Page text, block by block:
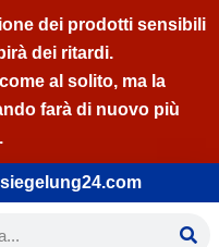
dei prodotti sensibili
dei ritardi.
al solito, ma la
farà di nuovo più